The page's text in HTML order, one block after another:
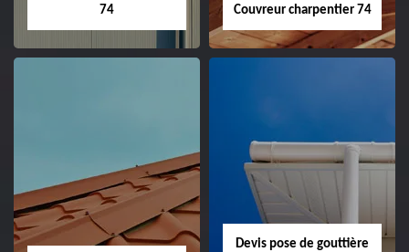
74
Couvreur charpentier 74
Devis pose de gouttière